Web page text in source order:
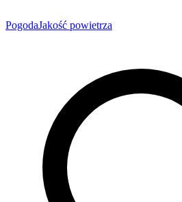
PogodaJakość powietrza